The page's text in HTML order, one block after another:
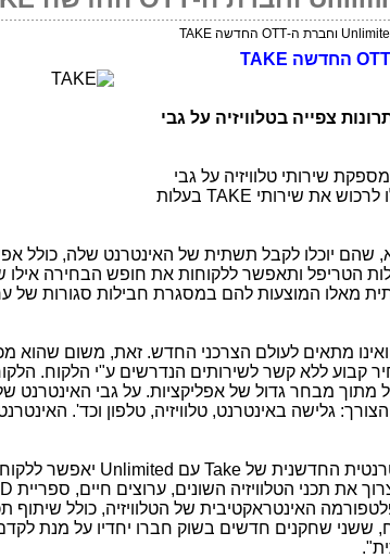
OTT החדשה TAKE
צפייה בטלוויזיה על גבי
שירותי טלוויזיה על גבי
לרכוש את שירותי TAKE בעלות
שהם יוכלו לקבל תשתית של האינטרנט שלה, כולל
הטריפל ותאפשר ללקוחות את חופש הבחירה אילו
מאלו המוצעות להם במסגרת חבילות סגורות של
ואינו מתאים לעולם הצרכני החדש. זאת, משום שהוא
קבוע ללא קשר לשירותים הנדרשים ע"י הלקוח.
מתוך מבחר גדול של אפליקציות. על גבי האינטרנט
גלישה באינטרנט, טלוויזיה, טלפון וכד'.
החדשנית שלTake עם Unlimited יאפשר
את תכני הטלוויזיה השונים, ערוצים חיים, ספריית
האינטראקטיבית של הטלוויזיה, כולל שיתוף
ששני שחקנים חדשים בשוק חברו יחדיו על מנת